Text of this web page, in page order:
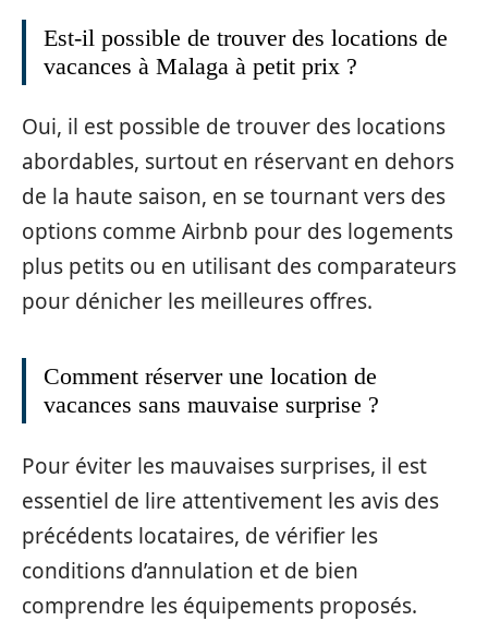
Est-il possible de trouver des locations de
vacances à Malaga à petit prix ?
Oui, il est possible de trouver des locations
abordables, surtout en réservant en dehors
de la haute saison, en se tournant vers des
options comme Airbnb pour des logements
plus petits ou en utilisant des comparateurs
pour dénicher les meilleures offres.
Comment réserver une location de
vacances sans mauvaise surprise ?
Pour éviter les mauvaises surprises, il est
essentiel de lire attentivement les avis des
précédents locataires, de vérifier les
conditions d’annulation et de bien
comprendre les équipements proposés.